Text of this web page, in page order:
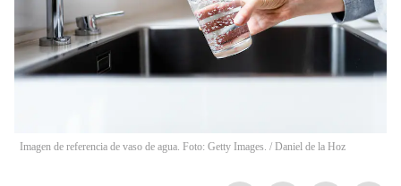
Imagen de referencia de vaso de agua. Foto: Getty Images. / Daniel de la Hoz